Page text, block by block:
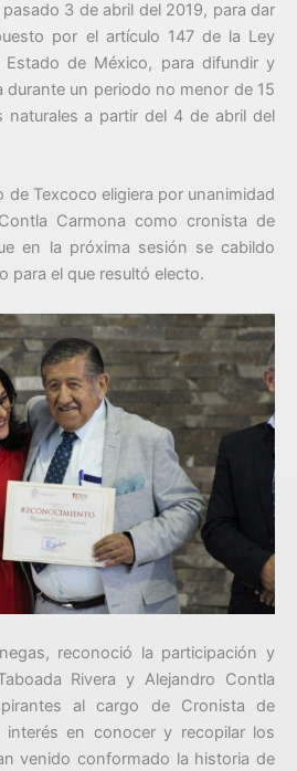
3 de abril del 2019, para dar
por el artículo 147 de la Ley
Estado de México, para difundir y
durante un periodo no menor de 15
a partir del 4 de abril del
de Texcoco eligiera por unanimidad
Carmona como cronista de
en la próxima sesión se cabildo
para el que resultó electo.
reconoció la participación y
Rivera y Alejandro Contla
al cargo de Cronista de
en conocer y recopilar los
venido conformado la historia de